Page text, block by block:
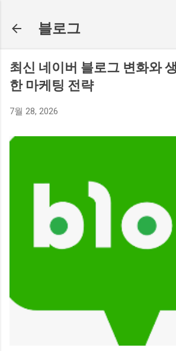
블로그
최신 네이버 블로그 변화와
한 마케팅 전략
7월 28, 2026